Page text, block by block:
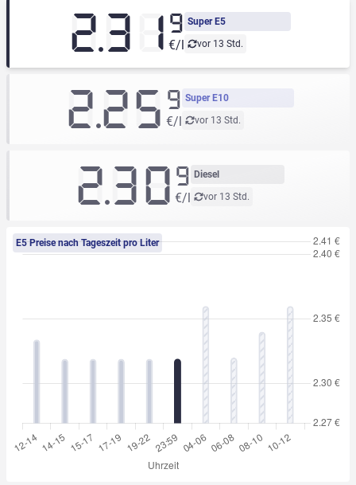
Super E5
vor 13 Std.
2.319
€/l
Super E10
vor 13 Std.
2.25 9
€/l
Diesel
vor 13 Std.
2.309
€/l
E5 Preise nach Tageszeit pro Liter